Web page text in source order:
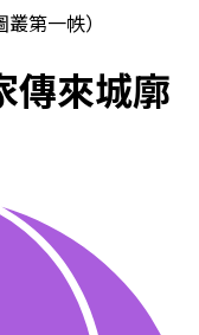
第一帙）
傳來城廓